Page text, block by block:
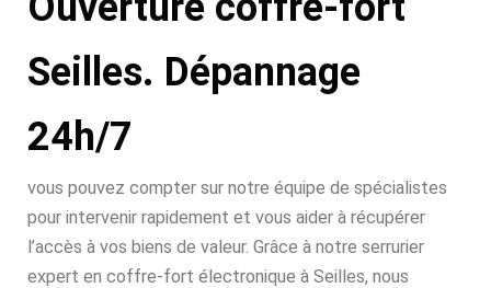
Seilles. Dépannage
24h/7
vous pouvez compter sur notre équipe de spécialistes
pour intervenir rapidement et vous aider à récupérer
l’accès à vos biens de valeur. Grâce à notre serrurier
expert en coffre-fort électronique à Seilles, nous